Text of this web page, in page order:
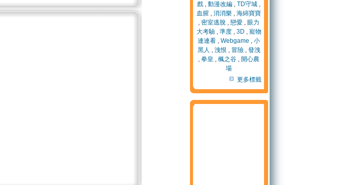
戲 , 動漫改編 , TD守城 ,
血腥 , 消消樂 , 海綿寶寶
, 密室逃脫 , 戀愛 , 眼力
大考驗, 準度, 3D , 寵物
連連看 , Webgame , 小
黑人 , 洩恨 , 冒險, 發洩
, 拳皇 , 楓之谷 , 開心農
場
更多標籤